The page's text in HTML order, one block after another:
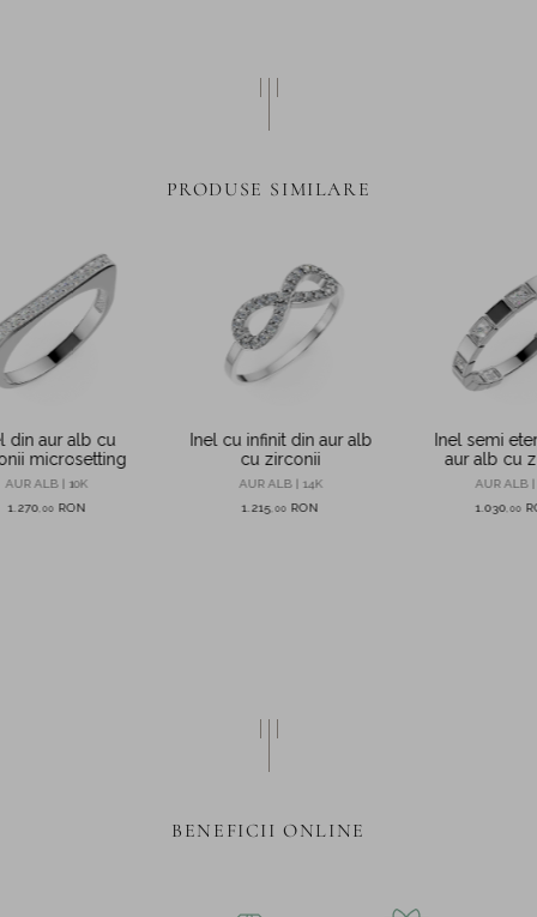
PRODUSE SIMILARE
din aur alb cu
microsetting
AUR ALB | 10K
1.270 00 RON
Inel cu infinit din aur alb
cu zirconii
AUR ALB | 14K
1.215 ,00 RON
Inel semi
aur alb cu
AUR ALB |
1.030 00
BENEFICII ONLINE